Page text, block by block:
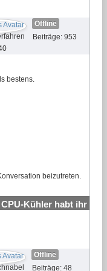
Offline
Beiträge: 953
bestens.
beizutreten.
Kühler habt ihr
Offline
Beiträge: 48